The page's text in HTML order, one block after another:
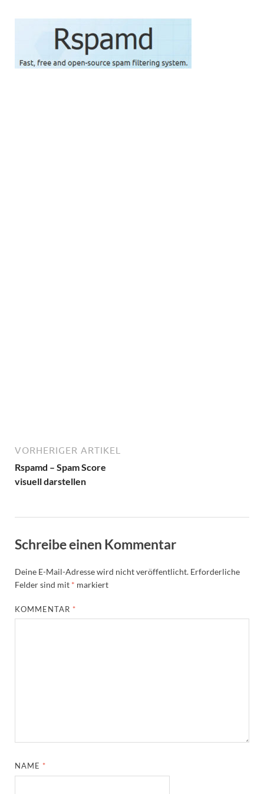
VORHERIGER ARTIKEL
Rspamd – Spam Score
visuell darstellen
Schreibe einen Kommentar
Deine E-Mail-Adresse wird nicht veröffentlicht. Erforderliche
Felder sind mit * markiert
KOMMENTAR *
NAME *